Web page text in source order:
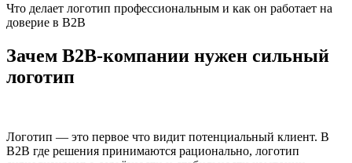
Что делает логотип профессиональным и как он работает на
доверие в B2B
Зачем B2B-компании нужен сильный
логотип
Логотип — это первое что видит потенциальный клиент. В
B2B где решения принимаются рационально, логотип